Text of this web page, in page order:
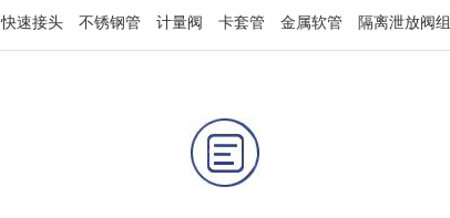
快速接头 不锈钢管 计量阀 卡套管 金属软管 隔离泄放阀组